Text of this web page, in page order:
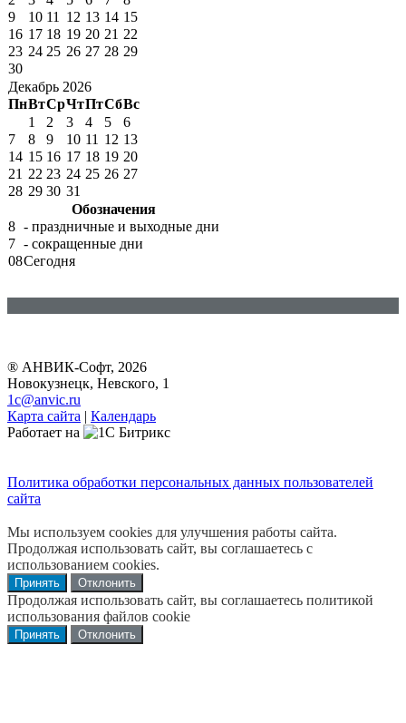
9
10 11 12 13 14 15
16 17 18 19 20 21 22
23 24 25 26 27 28 29
30
Декабрь 2026
ПнВтСрЧтПтСбВс
1
2 3 4 5
6
7
8 9 10 11 12 13
14 15 16 17 18 19 20
21 22 23 24 25 26 27
28 29 30 31
Обозначения
8 - праздничные и выходные дни
7 - сокращенные дни
08Сегодня
® АНВИК-Софт, 2026
Новокузнецк, Невского, 1
1c@anvic.ru
Карта сайта | Календарь
Работает на
Политика обработки персональных данных пользователей
сайта
Мы используем cookies для улучшения работы сайта.
Продолжая использовать сайт, вы соглашаетесь с
использованием cookies.
Принять Отклонить
Продолжая использовать сайт, вы соглашаетесь политикой
использования файлов cookie
Принять Отклонить